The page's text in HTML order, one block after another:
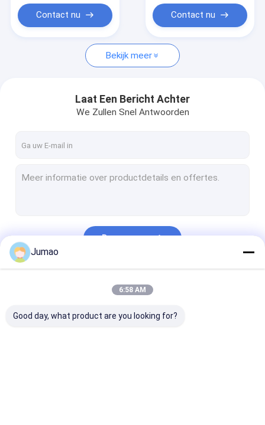
Alle Gevallen
Vraag een offerte aan
roestvrijstalen watergordijn
Metalen gaasgordijnen
Wire Mesh Room Divider
Metalen doekjes
Kabinetscherm-invoegingen
Contact nu Contact nu
Bekijk meer
Laat Een Bericht Achter
We Zullen Snel Antwoorden
Doorgaan
Jumao
6:58 AM
Good day, what product are you looking for?